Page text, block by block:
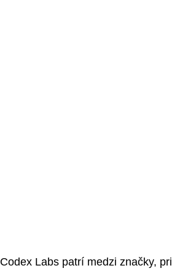
Codex Labs patrí medzi značky,